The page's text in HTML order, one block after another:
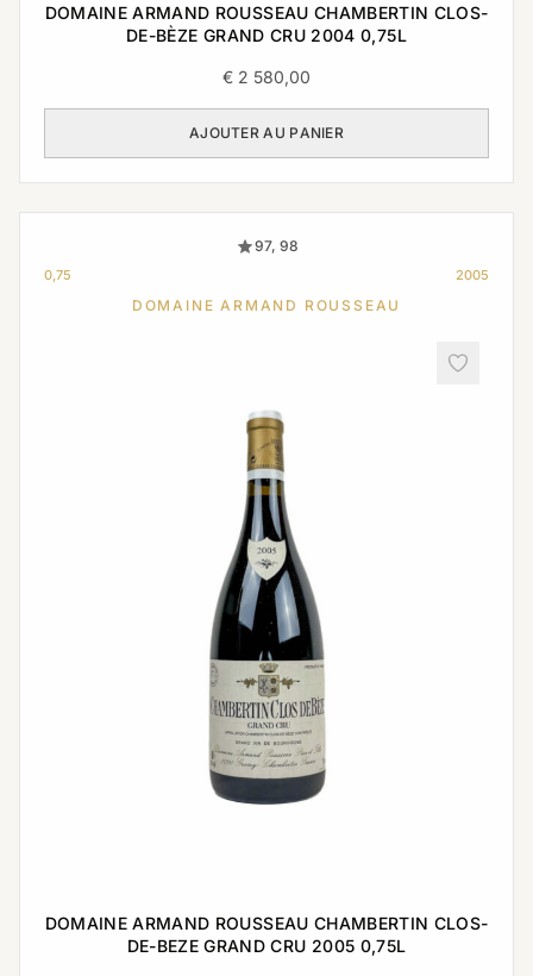
DOMAINE ARMAND ROUSSEAU CHAMBERTIN CLOS-
DE-BÈZE GRAND CRU 2004 0,75L
€ 2 580,00
AJOUTER AU PANIER
97, 98
0,75 2005
DOMAINE ARMAND ROUSSEAU
DOMAINE ARMAND ROUSSEAU CHAMBERTIN CLOS-
DE-BEZE GRAND CRU 2005 0,75L